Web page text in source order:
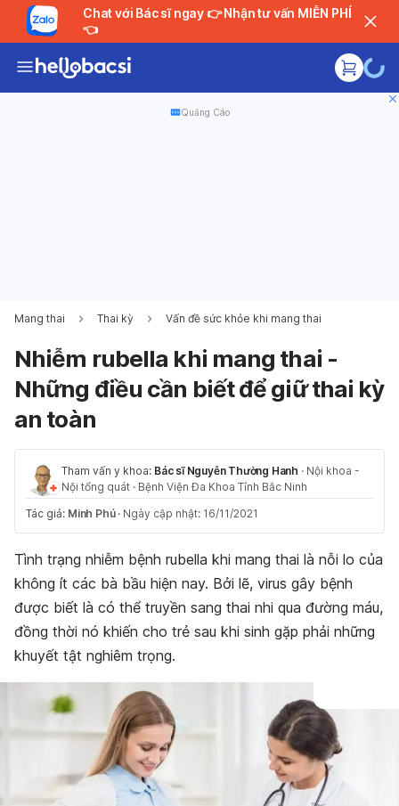
Chat với Bác sĩ ngay 👉 Nhận tư vấn MIỄN PHÍ
👈
Quảng Cáo
Mang thai Thai kỳ Vấn đề sức khỏe khi mang thai
Nhiễm rubella khi mang thai -
Những điều cần biết để giữ thai kỳ
an toàn
Tham vấn y khoa: Bác sĩ Nguyễn Thường Hanh · Nội khoa -
Nội tổng quát · Bệnh Viện Đa Khoa Tỉnh Bắc Ninh
Tác giả: Minh Phú · Ngày cập nhật: 16/11/2021
Tình trạng nhiễm bệnh rubella khi mang thai là nỗi lo của
không ít các bà bầu hiện nay. Bởi lẽ, virus gây bệnh
được biết là có thể truyền sang thai nhi qua đường máu,
đồng thời nó khiến cho trẻ sau khi sinh gặp phải những
khuyết tật nghiêm trọng.